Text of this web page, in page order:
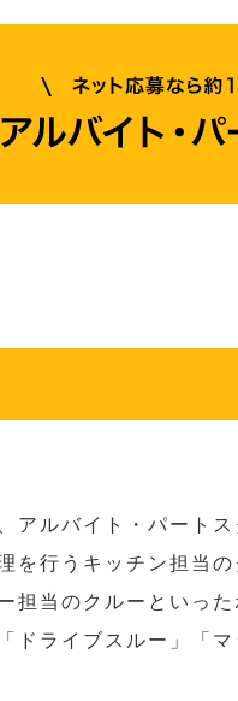
アルバイト・パート
を行うキッチン担当
担当のクルーといった
ドライブスルー」「